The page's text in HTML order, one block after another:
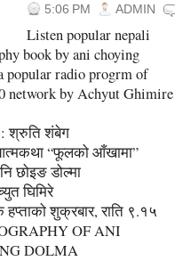
5:06 PM ADMIN
Listen popular nepali
book by ani choying
popular radio progrm of
network by Achyut Ghimire
श्रुति शंबेग
“फूलको आँखामा”
छोइङ डोल्मा
घिमिरे
शुक्रबार, राति ९.१५
OF ANI
DOLMA